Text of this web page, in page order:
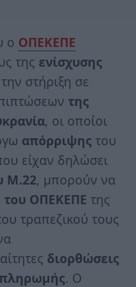
ο ΟΠΕΚΕΠΕ
της ενίσχυσης
στήριξη σε
της
, οι οποίοι
απόρριψης του
είχαν δηλώσει
Μ.22, μπορούν να
του ΟΠΕΚΕΠΕ της
τραπεζικού τους
διορθώσεις
. Ο